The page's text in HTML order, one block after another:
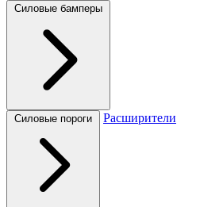
Силовые бамперы
Силовые пороги Расширители